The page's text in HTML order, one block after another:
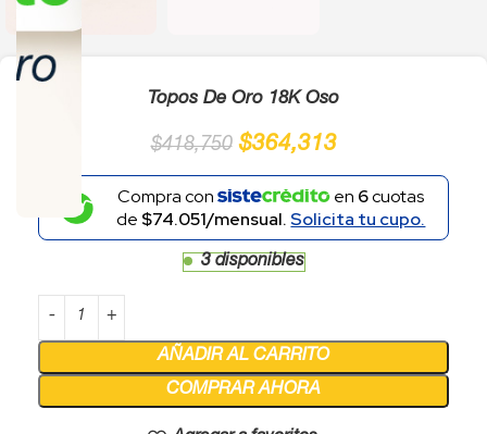
Topos De Oro 18K Oso
$418,750 $364,313
Compra con en 6cuotas
de $74.051/mensual.Solicita tu cupo.
3 disponibles
AÑADIR AL CARRITO
COMPRAR AHORA